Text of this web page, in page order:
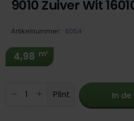
9010 Zuiver Wit
Artikelnummer: 6054
4,98 m¹
Producthoeveelheid:
Plint In